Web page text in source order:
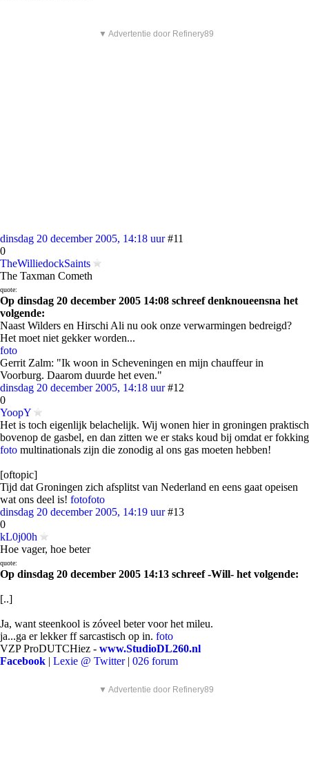
▼ Advertentie door Refinery89
dinsdag 20 december 2005, 14:18 uur #11
0
TheWilliedockSaints
The Taxman Cometh
quote:
Op dinsdag 20 december 2005 14:08 schreef denknoueensna het
volgende:
Naast Wilders en Hirschi Ali nu ook onze verwarmingen bedreigd?
Het moet niet gekker worden...
foto
Gerrit Zalm: "Ik woon in Scheveningen en mijn chauffeur in
Voorburg. Daarom duurde het even."
dinsdag 20 december 2005, 14:18 uur #12
0
YoopY
Het is toch eigenlijk belachelijk. Wij wonen hier in groningen praktisch
bovenop de gasbel, en dan zitten we er staks koud bij omdat er fokking
foto multinationals zijn die zonodig al ons gas moeten hebben!
[oftopic]
Tijd dat Groningen zich afsplitst van Nederland en eens gaat opeisen
wat ons deel is! fotofoto
dinsdag 20 december 2005, 14:19 uur #13
0
kL0j00h
Hoe vager, hoe beter
quote:
Op dinsdag 20 december 2005 14:13 schreef -Will- het volgende:
[..]
Ja, want steenkool is zóveel beter voor het mileu.
ja...ga er lekker ff sarcastisch op in. foto
VZP ProDUTCHiez - www.StudioDL260.nl
Facebook | Lexie @ Twitter| 026 forum
▼ Advertentie door Refinery89